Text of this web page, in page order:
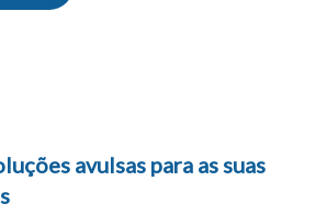
avulsas para as suas